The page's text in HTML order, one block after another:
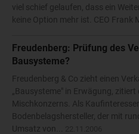
viel schief gelaufen, dass ein
keine Option mehr ist. CEO Frank
Freudenberg: Prüfung des
Bausysteme?
Freudenberg & Co zieht einen
„Bausysteme" in Erwägung,
Mischkonzerns. Als
Bodenbelagshersteller, der mit
Umsatz von...